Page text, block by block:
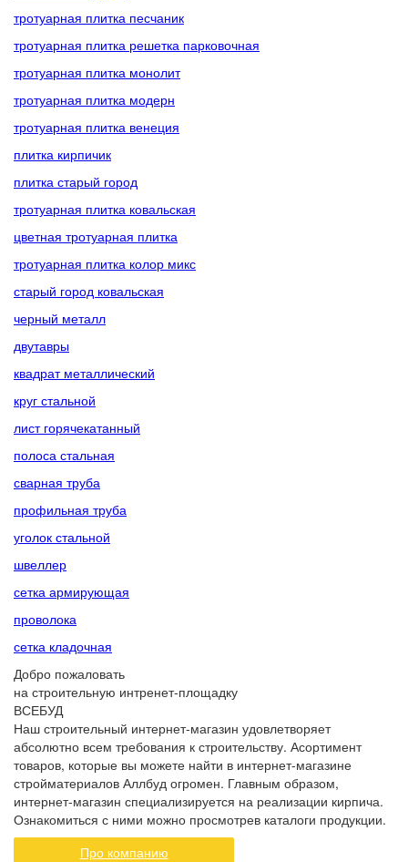
тротуарная плитка песчаник
тротуарная плитка решетка парковочная
тротуарная плитка монолит
тротуарная плитка модерн
тротуарная плитка венеция
плитка кирпичик
плитка старый город
тротуарная плитка ковальская
цветная тротуарная плитка
тротуарная плитка колор микс
старый город ковальская
черный металл
двутавры
квадрат металлический
круг стальной
лист горячекатанный
полоса стальная
сварная труба
профильная труба
уголок стальной
швеллер
сетка армирующая
проволока
сетка кладочная
Добро пожаловать
на строительную интренет-площадку
ВСЕБУД
Наш строительный интернет-магазин удовлетворяет
абсолютно всем требования к строительству. Асортимент
товаров, которые вы можете найти в интернет-магазине
стройматериалов Аллбуд огромен. Главным образом,
интернет-магазин специализируется на реализации кирпича.
Ознакомиться с ними можно просмотрев каталоги продукции.
Про компанию